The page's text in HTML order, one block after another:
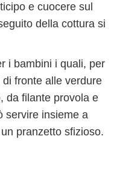
e cuocere sul
della cottura si
i bambini i quali, per
fronte alle verdure
da filante provola e
servire insieme a
pranzetto sfizioso.